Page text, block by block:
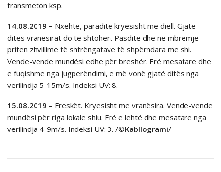
transmeton ksp.
14.08.2019 – Nxehtë, paradite kryesisht me diell. Gjatë
ditës vranësirat do të shtohen. Pasdite dhe në mbrëmje
priten zhvillime të shtrëngatave të shpërndara me shi.
Vende-vende mundësi edhe për breshër. Erë mesatare dhe
e fuqishme nga jugperëndimi, e më vonë gjatë ditës nga
verilindja 5-15m/s. Indeksi UV: 8.
15.08.2019 – Freskët. Kryesisht me vranësira. Vende-vende
mundësi për riga lokale shiu. Erë e lehtë dhe mesatare nga
verilindja 4-9m/s. Indeksi UV: 3. /©Kabllogrami/